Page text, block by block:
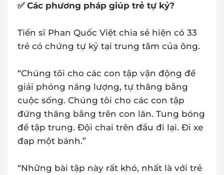
✅ Các phương pháp giúp trẻ tự kỷ?
Tiến sĩ Phan Quốc Việt chia sẻ hiện có 33
trẻ có chứng tự kỷ tại trung tâm của ông.
“Chúng tôi cho các con tập vận động để
giải phóng năng lượng, tự thăng bằng
cuộc sống. Chúng tôi cho các con tập
đứng thăng bằng trên con lăn. Tung bóng
để tập trung. Đội chai trên đầu đi lại. Đi xe
đạp một bánh.”
“Những bài tập này rất khó, nhất là với trẻ